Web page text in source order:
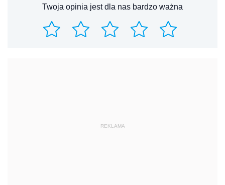
Twoja opinia jest dla nas bardzo ważna
REKLAMA